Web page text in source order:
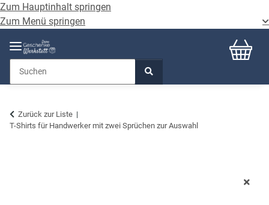
Zum Hauptinhalt springen
Zum Menü springen
Zurück zur Liste
T-Shirts für Handwerker mit zwei Sprüchen zur Auswahl